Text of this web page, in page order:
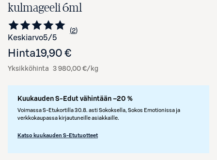
kulmageeli 6ml
Keskiarvo5/5 Siirry arvioihin
2
kappaletta
Hinta19,90 €
Yksikköhinta 3 980,00 €/kg
Kuukauden S-Edut vähintään –20 %
Voimassa S-Etukortilla 30.8. asti Sokoksella, Sokos Emotionissa ja
verkkokaupassa kirjautuneille asiakkaille.
Katso kuukauden S-Etutuotteet